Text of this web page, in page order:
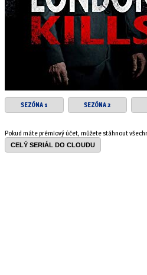
SEZÓNA 1 SEZÓNA 2
Pokud máte prémiový účet, můžete stáhnout
CELÝ SERIÁL DO CLOUDU